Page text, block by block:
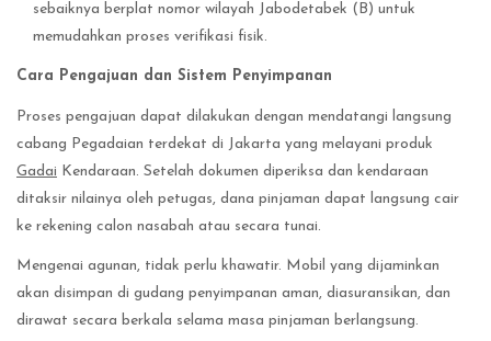
sebaiknya berplat nomor wilayah Jabodetabek (B) untuk
memudahkan proses verifikasi fisik.
Cara Pengajuan dan Sistem Penyimpanan
Proses pengajuan dapat dilakukan dengan mendatangi langsung
cabang Pegadaian terdekat di Jakarta yang melayani produk
Gadai Kendaraan. Setelah dokumen diperiksa dan kendaraan
ditaksir nilainya oleh petugas, dana pinjaman dapat langsung cair
ke rekening calon nasabah atau secara tunai.
Mengenai agunan, tidak perlu khawatir. Mobil yang dijaminkan
akan disimpan di gudang penyimpanan aman, diasuransikan, dan
dirawat secara berkala selama masa pinjaman berlangsung.